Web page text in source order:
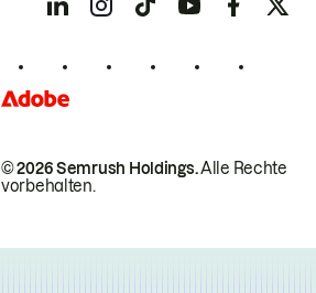
© 2026 Semrush Holdings.Alle Rechte
vorbehalten.